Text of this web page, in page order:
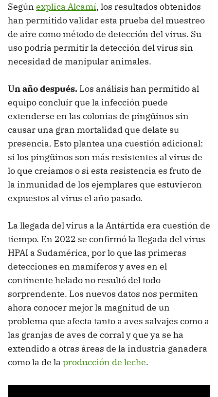
Según explica Alcamí, los resultados obtenidos
han permitido validar esta prueba del muestreo
de aire como método de detección del virus. Su
uso podría permitir la detección del virus sin
necesidad de manipular animales.
Un año después. Los análisis han permitido al
equipo concluir que la infección puede
extenderse en las colonias de pingüinos sin
causar una gran mortalidad que delate su
presencia. Esto plantea una cuestión adicional:
si los pingüinos son más resistentes al virus de
lo que creíamos o si esta resistencia es fruto de
la inmunidad de los ejemplares que estuvieron
expuestos al virus el año pasado.
La llegada del virus a la Antártida era cuestión de
tiempo. En 2022 se confirmó la llegada del virus
HPAI a Sudamérica, por lo que las primeras
detecciones en mamíferos y aves en el
continente helado no resultó del todo
sorprendente. Los nuevos datos nos permiten
ahora conocer mejor la magnitud de un
problema que afecta tanto a aves salvajes como a
las granjas de aves de corral y que ya se ha
extendido a otras áreas de la industria ganadera
como la de la producción de leche.